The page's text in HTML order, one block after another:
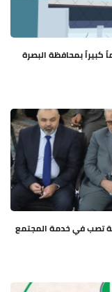
كبيراً بمحافظة البصرة
تصب في خدمة المجتمع